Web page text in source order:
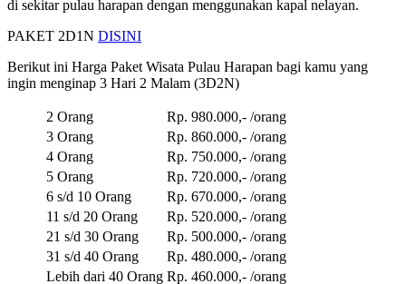
di sekitar pulau harapan dengan menggunakan kapal nelayan.
PAKET 2D1N DISINI
Berikut ini Harga Paket Wisata Pulau Harapan bagi kamu yang
ingin menginap 3 Hari 2 Malam (3D2N)
2 Orang
Rp. 980.000,- /orang
3 Orang
Rp. 860.000,- /orang
4 Orang
Rp. 750.000,- /orang
5 Orang
Rp. 720.000,- /orang
6 s/d 10 Orang
Rp. 670.000,- /orang
11 s/d 20 Orang
Rp. 520.000,- /orang
21 s/d 30 Orang
Rp. 500.000,- /orang
31 s/d 40 Orang
Rp. 480.000,- /orang
Lebih dari 40 Orang Rp. 460.000,- /orang